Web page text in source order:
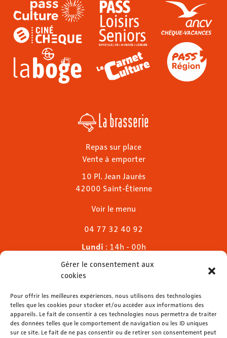
Gérer le consentement aux
cookies
Pour offrir les meilleures expériences, nous utilisons des technologies
telles que les cookies pour stocker et/ou accéder aux informations des
appareils. Le fait de consentir à ces technologies nous permettra de traiter
des données telles que le comportement de navigation ou les ID uniques
sur ce site. Le fait de ne pas consentir ou de retirer son consentement peut
La brasserie
Repas sur place
Vente à emporter
10 Pl. Jean Jaurès
42000 Saint-Étienne
Voir le menu
04 77 32 40 92
Lundi : 14h - 00h
Mardi & mercredi
Jeudi
Dimanche: 11h - 00h